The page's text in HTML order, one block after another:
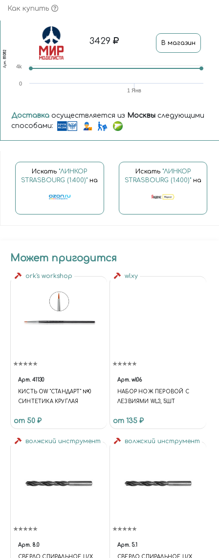
Как купить
Арт.
81082
3429 В магазин
1 Янв
0
4k
Доставка осуществляется из Москвы следующими
способами:
Искать "ЛИНКОР
STRASBOURG (1:400)" на
Искать "ЛИНКОР
STRASBOURG (1:400)"на
Может пригодится
ork's workshop
Арт. 41130
КИСТЬ OW "СТАНДАРТ" №0
СИНТЕТИКА КРУГЛАЯ
от 50 ₽
wlxy
Арт. wl06
НАБОР НОЖ ПЕРОВОЙ С
ЛЕЗВИЯМИ WL3, 5ШТ
от 135 ₽
волжский инструмент
Арт. 8.0
волжский инструмент
Арт. 5.1